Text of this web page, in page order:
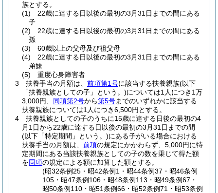
族とする。
(1)
22歳に達する日以後の最初の3月31日までの間にある
子
(2)
22歳に達する日以後の最初の3月31日までの間にある
孫
(3)
60歳以上の父母及び祖父母
(4)
22歳に達する日以後の最初の3月31日までの間にある
弟妹
(5)
重度心身障害者
3
扶養手当の月額は、 前項第1号に該当する扶養親族(以下
「扶養親族としての子」という。)については1人につき1万
3,000円、 同項第2号から第5号までのいずれかに該当する
扶養親族については1人につき6,500円とする。
4
扶養親族としての子のうちに15歳に達する日後の最初の4
月1日から22歳に達する日以後の最初の3月31日までの間
(以下「特定期間」という。)にある子がいる場合における
扶養手当の月額は、 前項の規定にかかわらず、5,000円に特
定期間にある当該扶養親族としての子の数を乗じて得た額
を同項の規定による額に加算した額とする。
(昭32条例25・昭42条例1・昭44条例37・昭46条例
105・昭47条例106・昭48条例113・昭49条例67・
昭50条例110・昭51条例66・昭52条例71・昭53条例